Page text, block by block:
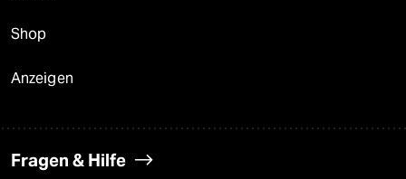
Shop
Anzeigen
Fragen & Hilfe